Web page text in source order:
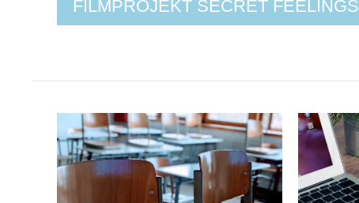
FILMPROJEKT SECRET FEELINGS